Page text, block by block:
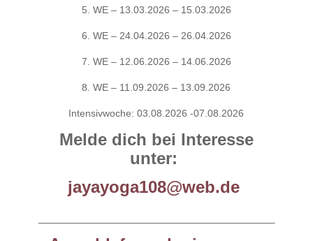
5. WE – 13.03.2026 – 15.03.2026
6. WE – 24.04.2026 – 26.04.2026
7. WE – 12.06.2026 – 14.06.2026
8. WE – 11.09.2026 – 13.09.2026
Intensivwoche: 03.08.2026 -07.08.2026
Melde dich bei Interesse
unter:
jayayoga108@web.de